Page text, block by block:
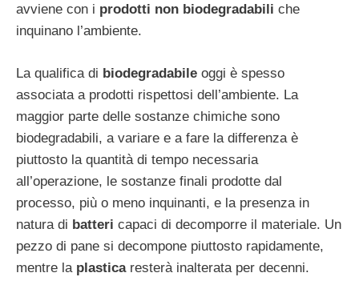
avviene con i prodotti non biodegradabili che
inquinano l’ambiente.
La qualifica di biodegradabile oggi è spesso
associata a prodotti rispettosi dell’ambiente. La
maggior parte delle sostanze chimiche sono
biodegradabili, a variare e a fare la differenza è
piuttosto la quantità di tempo necessaria
all’operazione, le sostanze finali prodotte dal
processo, più o meno inquinanti, e la presenza in
natura di batteri capaci di decomporre il materiale. Un
pezzo di pane si decompone piuttosto rapidamente,
mentre la plasticaresterà inalterata per decenni.